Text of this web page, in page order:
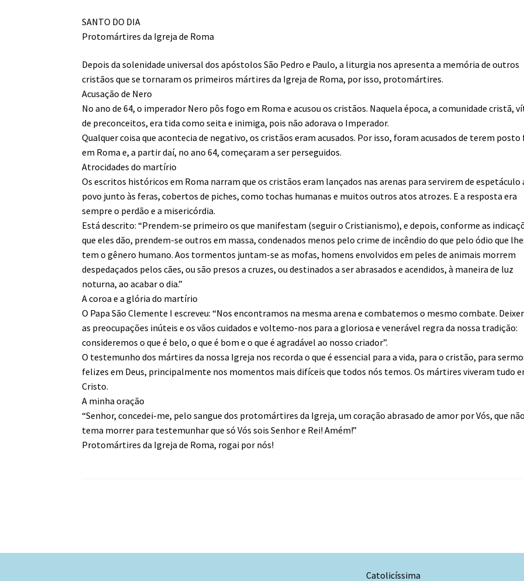
SANTO DO DIA
Protomártires da Igreja de Roma
Depois da solenidade universal dos apóstolos São Pedro e Paulo, a liturgia nos apresenta a memória de outros
cristãos que se tornaram os primeiros mártires da Igreja de Roma, por isso, protomártires.
Acusação de Nero
No ano de 64, o imperador Nero pôs fogo em Roma e acusou os cristãos. Naquela época, a comunidade cristã,
de preconceitos, era tida como seita e inimiga, pois não adorava o Imperador.
Qualquer coisa que acontecia de negativo, os cristãos eram acusados. Por isso, foram acusados de terem posto
em Roma e, a partir daí, no ano 64, começaram a ser perseguidos.
Atrocidades do martírio
Os escritos históricos em Roma narram que os cristãos eram lançados nas arenas para servirem de espetáculo
povo junto às feras, cobertos de piches, como tochas humanas e muitos outros atos atrozes. E a resposta era
sempre o perdão e a misericórdia.
Está descrito: “Prendem-se primeiro os que manifestam (seguir o Cristianismo), e depois, conforme as
que eles dão, prendem-se outros em massa, condenados menos pelo crime de incêndio do que pelo ódio que
tem o gênero humano. Aos tormentos juntam-se as mofas, homens envolvidos em peles de animais morrem
despedaçados pelos cães, ou são presos a cruzes, ou destinados a ser abrasados e acendidos, à maneira de luz
noturna, ao acabar o dia.”
A coroa e a glória do martírio
O Papa São Clemente I escreveu: “Nos encontramos na mesma arena e combatemos o mesmo combate.
as preocupações inúteis e os vãos cuidados e voltemo-nos para a gloriosa e venerável regra da nossa tradição:
consideremos o que é belo, o que é bom e o que é agradável ao nosso criador”.
O testemunho dos mártires da nossa Igreja nos recorda o que é essencial para a vida, para o cristão, para
felizes em Deus, principalmente nos momentos mais difíceis que todos nós temos. Os mártires viveram tudo
Cristo.
A minha oração
“Senhor, concedei-me, pelo sangue dos protomártires da Igreja, um coração abrasado de amor por Vós, que não
tema morrer para testemunhar que só Vós sois Senhor e Rei! Amém!”
Protomártires da Igreja de Roma, rogai por nós!
Catolicíssima